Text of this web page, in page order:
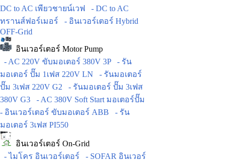
DC to AC เพียวชายน์เวฟ
- DC to AC
ทรานส์ฟอร์เมอร์
- อินเวอร์เตอร์ Hybrid
OFF-Grid
อินเวอร์เตอร์ Motor Pump
- AC 220V ขับมอเตอร์ 380V 3P
- รัน
มอเตอร์ ปั๊ม 1เฟส 220V LN
- รันมอเตอร์
ปั๊ม 3เฟส 220V G2
- รันมอเตอร์ ปั๊ม 3เฟส
380V G3
- AC 380V Soft Start มอเตอร์ปั๊ม
- อินเวอร์เตอร์ ขับมอเตอร์ ABB
- รัน
มอเตอร์ 3เฟส PI550
อินเวอร์เตอร์ On-Grid
- ไมโคร อินเวอร์เตอร์
- SOFAR อินเวอร์